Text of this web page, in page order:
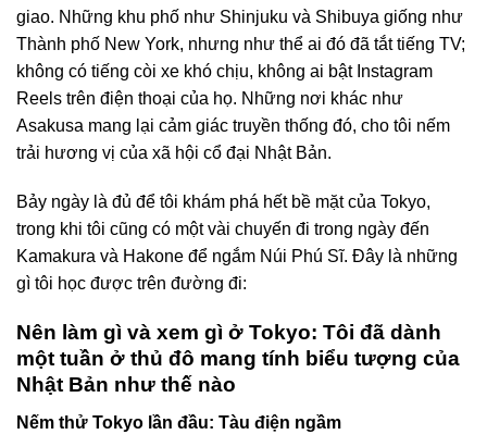
giao. Những khu phố như Shinjuku và Shibuya giống như
Thành phố New York, nhưng như thể ai đó đã tắt tiếng TV;
không có tiếng còi xe khó chịu, không ai bật Instagram
Reels trên điện thoại của họ. Những nơi khác như
Asakusa mang lại cảm giác truyền thống đó, cho tôi nếm
trải hương vị của xã hội cổ đại Nhật Bản.
Bảy ngày là đủ để tôi khám phá hết bề mặt của Tokyo,
trong khi tôi cũng có một vài chuyến đi trong ngày đến
Kamakura và Hakone để ngắm Núi Phú Sĩ. Đây là những
gì tôi học được trên đường đi:
Nên làm gì và xem gì ở Tokyo: Tôi đã dành
một tuần ở thủ đô mang tính biểu tượng của
Nhật Bản như thế nào
Nếm thử Tokyo lần đầu: Tàu điện ngầm